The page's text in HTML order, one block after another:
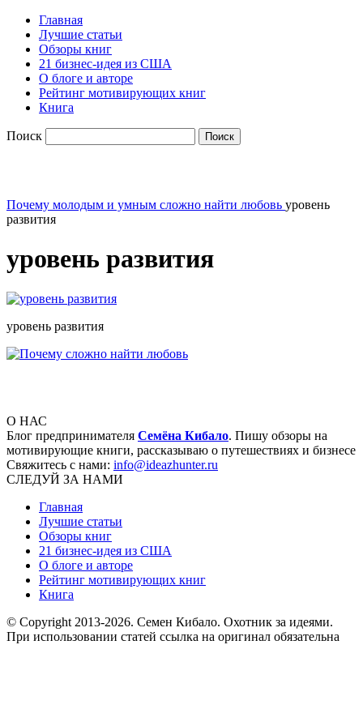
Главная
Лучшие статьи
Обзоры книг
21 бизнес-идея из США
О блоге и авторе
Рейтинг мотивирующих книг
Книга
Поиск
Почему молодым и умным сложно найти любовь уровень
развития
уровень развития
уровень развития
О НАС
Блог предпринимателя Семёна Кибало. Пишу обзоры на
мотивирующие книги, рассказываю о путешествиях и бизнесе
Свяжитесь с нами: info@ideazhunter.ru
СЛЕДУЙ ЗА НАМИ
Главная
Лучшие статьи
Обзоры книг
21 бизнес-идея из США
О блоге и авторе
Рейтинг мотивирующих книг
Книга
© Copyright 2013-2026. Семен Кибало. Охотник за идеями.
При использовании статей ссылка на оригинал обязательна